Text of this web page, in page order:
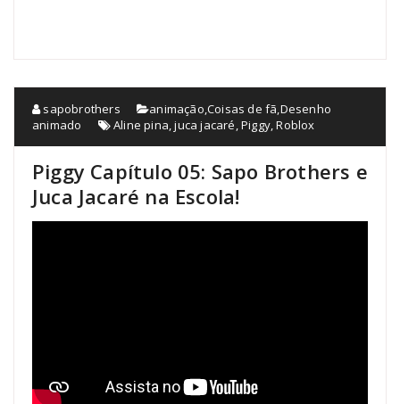
sapobrothers animação,Coisas de fã,Desenho
animado
Aline pina,juca jacaré,Piggy,Roblox
Piggy Capítulo 05: Sapo Brothers e
Juca Jacaré na Escola!